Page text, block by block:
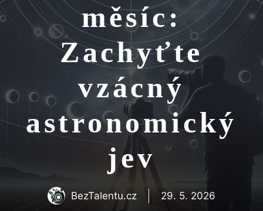
měsíc:
Zachyťte
vzácný
astronomický
jev
BezTalentu.cz 29. 5. 2026